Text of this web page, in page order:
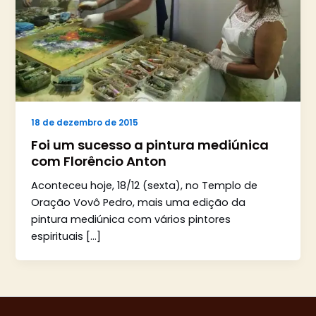
18 de dezembro de 2015
Foi um sucesso a pintura mediúnica
com Florêncio Anton
Aconteceu hoje, 18/12 (sexta), no Templo de
Oração Vovô Pedro, mais uma edição da
pintura mediúnica com vários pintores
espirituais […]